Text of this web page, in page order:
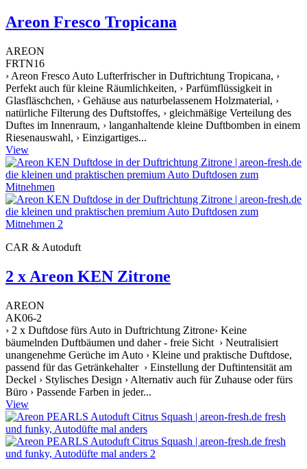
Areon Fresco Tropicana
AREON
FRTN16
› Areon Fresco Auto Lufterfrischer in Duftrichtung Tropicana, ›
Perfekt auch für kleine Räumlichkeiten, › Parfümflüssigkeit in
Glasfläschchen, › Gehäuse aus naturbelassenem Holzmaterial, ›
natürliche Filterung des Duftstoffes, › gleichmäßige Verteilung des
Duftes im Innenraum, › langanhaltende kleine Duftbomben in einem
Riesenauswahl, › Einzigartiges...
View
CAR & Autoduft
2 x Areon KEN Zitrone
AREON
AK06-2
› 2 x Duftdose fürs Auto in Duftrichtung Zitrone› Keine
bäumelnden Duftbäumen und daher - freie Sicht › Neutralisiert
unangenehme Gerüche im Auto › Kleine und praktische Duftdose,
passend für das Getränkehalter › Einstellung der Duftintensität am
Deckel › Stylisches Design › Alternativ auch für Zuhause oder fürs
Büro › Passende Farben in jeder...
View